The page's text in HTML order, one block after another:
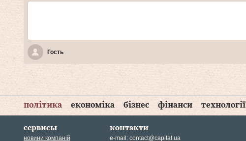
Гость
політика економіка бізнес фінанси технології
сервисы
новини компаній
контакти
e-mail: contact@capital.ua